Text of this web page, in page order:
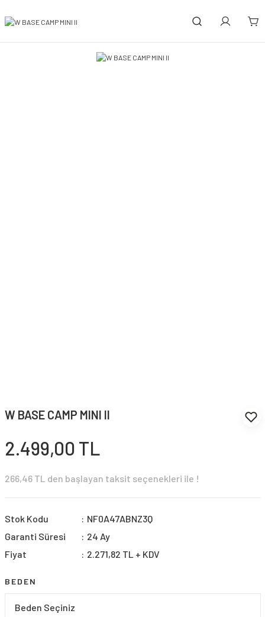
W BASE CAMP MINI II
2.499,00 TL
266,46 TL den başlayan taksit seçenekleri ile !
Stok Kodu
NF0A47ABNZ3Q
Garanti Süresi
24 Ay
Fiyat
2.271,82 TL + KDV
BEDEN